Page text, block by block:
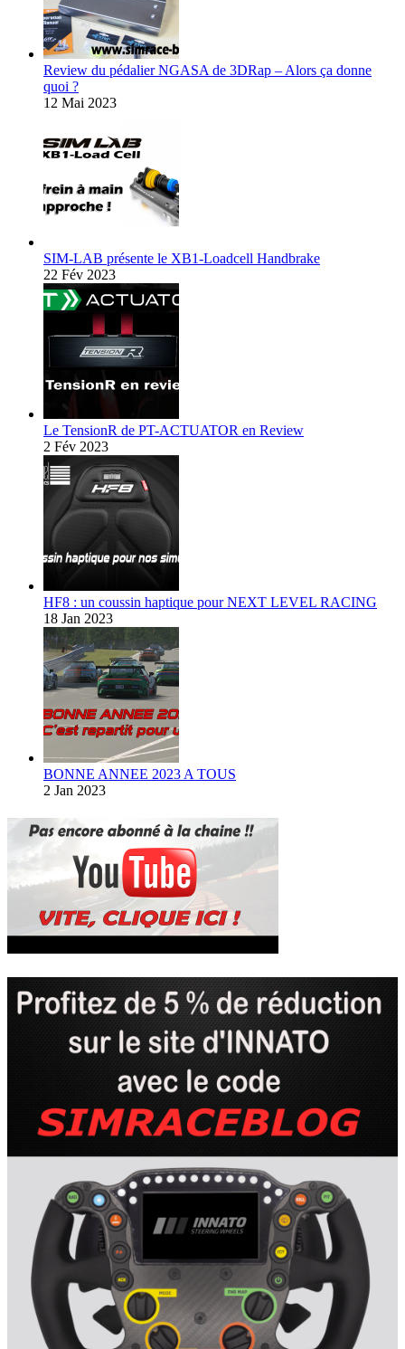
Review du pédalier NGASA de 3DRap – Alors ça donne
quoi ?
12 Mai 2023
SIM-LAB présente le XB1-Loadcell Handbrake
22 Fév 2023
Le TensionR de PT-ACTUATOR en Review
2 Fév 2023
HF8 : un coussin haptique pour NEXT LEVEL RACING
18 Jan 2023
BONNE ANNEE 2023 A TOUS
2 Jan 2023